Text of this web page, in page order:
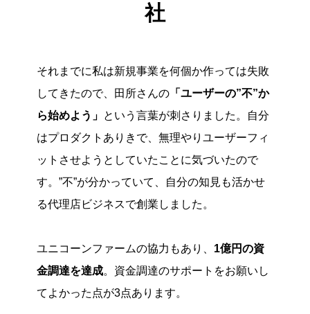
社
それまでに私は新規事業を何個か作っては失敗
してきたので、田所さんの「ユーザーの”不”か
ら始めよう」 という言葉が刺さりました。自分
はプロダクトありきで、無理やりユーザーフィ
ットさせようとしていたことに気づいたので
す。”不”が分かっていて、自分の知見も活かせ
る代理店ビジネスで創業しました。
ユニコーンファームの協力もあり、 1億円の資
金調達を達成。資金調達のサポートをお願いし
てよかった点が3点あります。